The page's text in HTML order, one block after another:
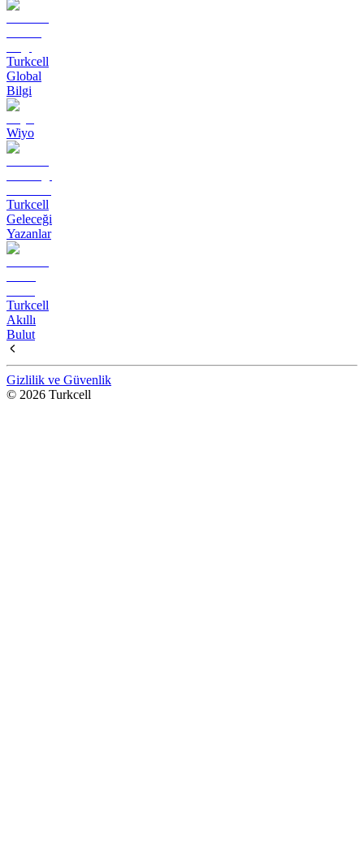
Turkcell
Global
Bilgi
Wiyo
Turkcell
Geleceği
Yazanlar
Turkcell
Akıllı
Bulut
Gizlilik ve Güvenlik
© 2026 Turkcell